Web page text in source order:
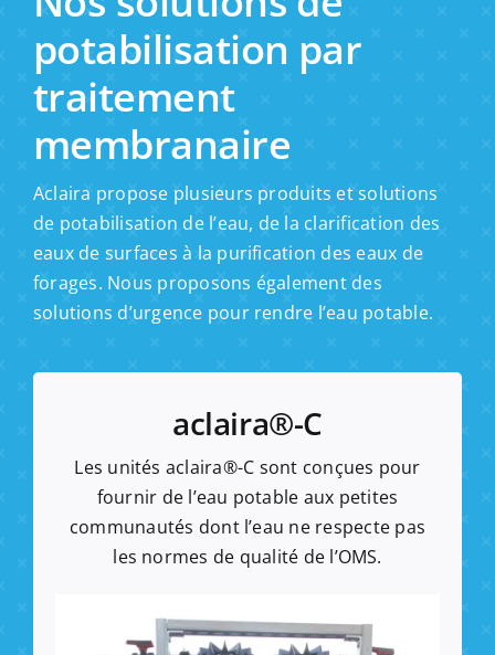
potabilisation par
traitement
membranaire
Aclaira propose plusieurs produits et solutions
de potabilisation de l’eau, de la clarification des
eaux de surfaces à la purification des eaux de
forages. Nous proposons également des
solutions d’urgence pour rendre l’eau potable.
aclaira®-C
Les unités aclaira®-C sont conçues pour
fournir de l’eau potable aux petites
communautés dont l’eau ne respecte pas
les normes de qualité de l’OMS.